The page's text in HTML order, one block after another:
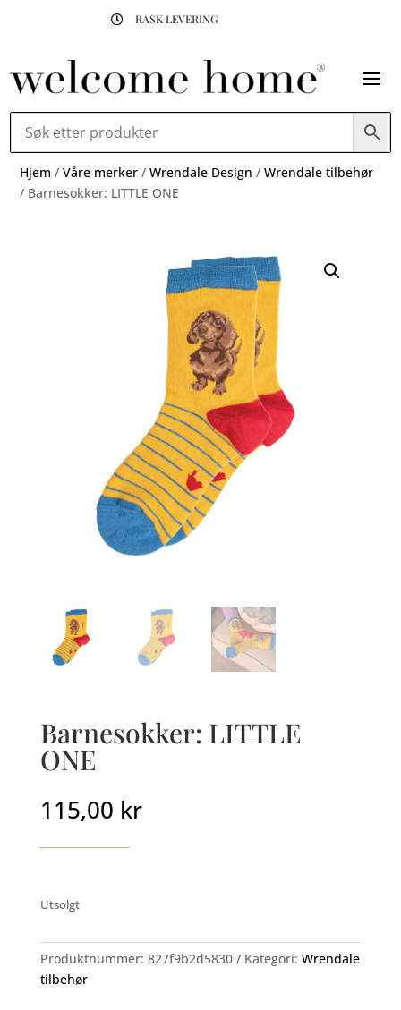
 RASK LEVERING
Hjem /Våre merker /Wrendale Design /Wrendale tilbehør
/ Barnesokker: LITTLE ONE
Barnesokker: LITTLE
ONE
115,00 kr
Utsolgt
Produktnummer: 827f9b2d5830 Kategori: Wrendale
tilbehør